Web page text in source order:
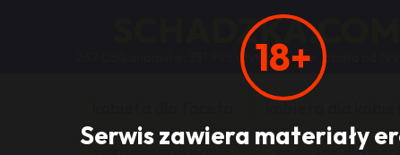
18+
Serwis zawiera materiały
SCHADZKA.COM
267 050 anonsów, 351 995 użytkowników, działa od